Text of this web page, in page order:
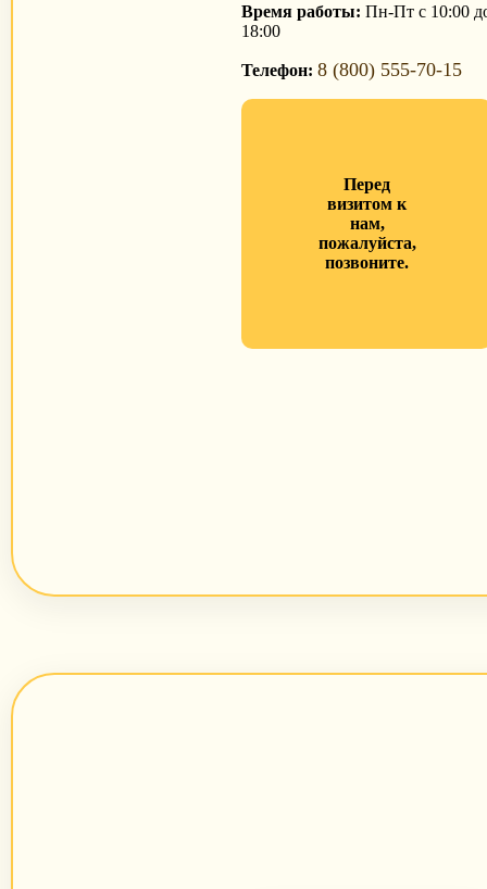
Время работы: Пн-Пт с 10:00
18:00
Телефон:8 (800) 555-70-15
Перед
визитом к
нам,
пожалуйста,
позвоните.